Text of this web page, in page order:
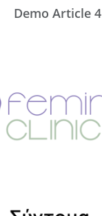
Demo Article 4